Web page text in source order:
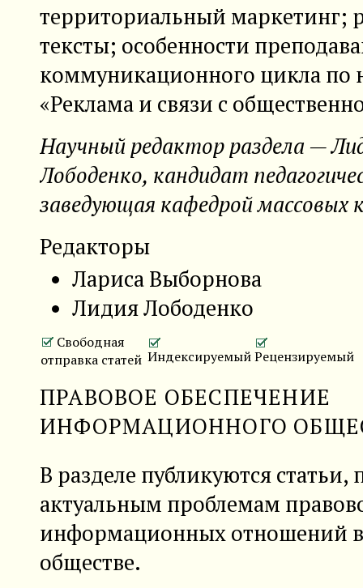
территориальный маркетинг;
тексты; особенности
коммуникационного цикла по
«Реклама и связи с
Научный редактор раздела —
Лободенко, кандидат
заведующая кафедрой
Редакторы
Лариса Выборнова
Лидия Лободенко
Свободная
отправка статей ИндексируемыйРецензируемый
ПРАВОВОЕ ОБЕСПЕЧЕНИЕ
ИНФОРМАЦИОННОГО
В разделе публикуются
актуальным проблемам
информационных отношений
обществе.